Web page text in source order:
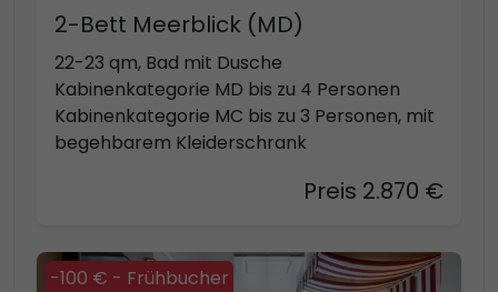
2-Bett Meerblick (MD)
22-23 qm, Bad mit Dusche
Kabinenkategorie MD bis zu 4 Personen
Kabinenkategorie MC bis zu 3 Personen, mit
begehbarem Kleiderschrank
Preis 2.870 €
-100 € - Frühbucher